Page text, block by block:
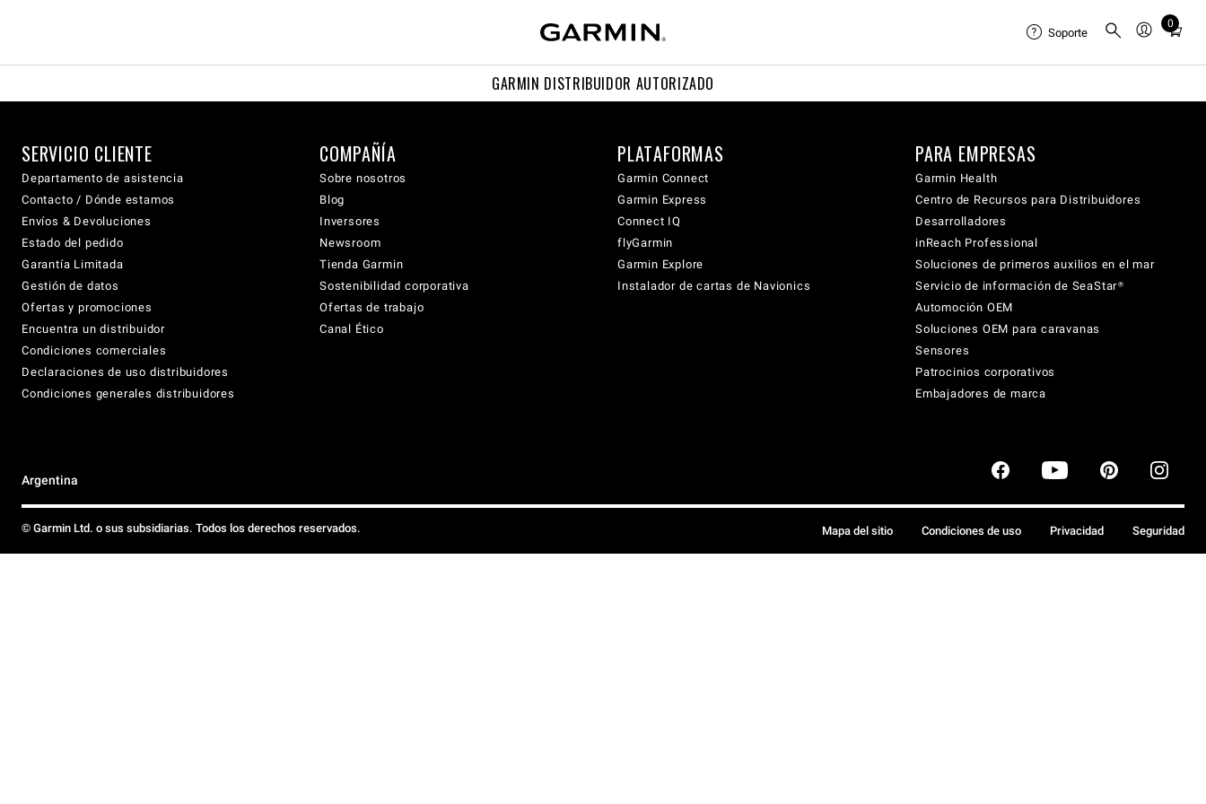
GARMIN DISTRIBUIDOR AUTORIZADO
Soporte
0
Total
cart:
SERVICIO CLIENTE
Departamento de asistencia
Contacto / Dónde estamos
Envíos & Devoluciones
Estado del pedido
Garantía Limitada
Gestión de datos
Ofertas y promociones
Encuentra un distribuidor
Condiciones comerciales
Declaraciones de uso distribuidores
Condiciones generales distribuidores
COMPAÑÍA
Sobre nosotros
Blog
Inversores
Newsroom
Tienda Garmin
Sostenibilidad corporativa
Ofertas de trabajo
Canal Ético
PLATAFORMAS
Garmin Connect
Garmin Express
Connect IQ
flyGarmin
Garmin Explore
Instalador de cartas de Navionics
PARA EMPRESAS
Garmin Health
Centro de Recursos para Distribuidores
Desarrolladores
inReach Professional
Soluciones de primeros auxilios en el mar
Servicio de información de SeaStar®
Automoción OEM
Soluciones OEM para caravanas
Sensores
Patrocinios corporativos
Embajadores de marca
Argentina
© Garmin Ltd. o sus subsidiarias. Todos los derechos reservados. Mapa del sitio Condiciones de uso Privacidad Seguridad